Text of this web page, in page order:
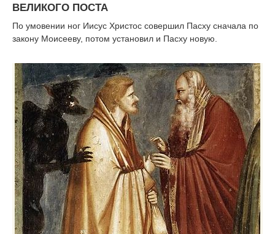
ВЕЛИКОГО ПОСТА
По умовении ног Иисус Христос совершил Пасху сначала по
закону Моисееву, потом установил и Пасху новую.